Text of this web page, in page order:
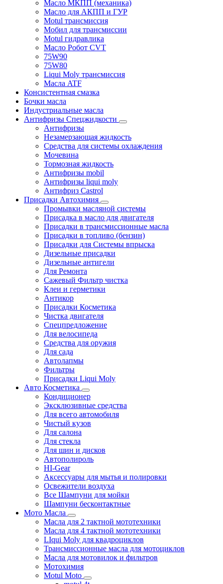
Масло МКПП (механика)
Масло для АКПП и ГУР
Motul трансмиссия
Мобил для трансмиссии
Motul гидравлика
Масло Робот CVT
75W90
75W80
Liqui Moly трансмиссия
Масла ATF
Консистентная смазка
Бочки масла
Индустриальные масла
Антифризы Спецжидкости
Антифризы
Незамерзающая жидкость
Средства для системы охлаждения
Мочевина
Тормозная жидкость
Антифризы mobil
Антифризы liqui moly
Антифриз Castrol
Присадки Автохимия
Промывки масляной системы
Присадка в масло для двигателя
Присадки в трансмиссионные масла
Присадки в топливо (бензин)
Присадки для Системы впрыска
Дизельные присадки
Дизельные антигели
Для Ремонта
Сажевый Фильтр чистка
Клеи и герметики
Антикор
Присадки Косметика
Чистка двигателя
Спецпредложение
Для велосипеда
Средства для оружия
Для сада
Автолапмы
Фильтры
Присадки Liqui Moly
Авто Косметика
Кондиционер
Эксклюзивные средства
Для всего автомобиля
Чистый кузов
Для салона
Для стекла
Для шин и дисков
Автополироль
HI-Gear
Аксессуары для мытья и полировки
Освежители воздуха
Все Шампуни для мойки
Шампуни бесконтактные
Мото Масла
Масла для 2 тактной мототехники
Масла для 4 тактной мототехники
LIqui Moly для квадроциклов
Трансмиссионные масла для мотоциклов
Масла для мотовилок и фильтров
Мотохимия
Motul Moto